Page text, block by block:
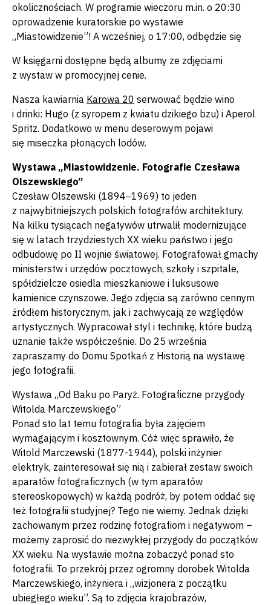
okolicznościach. W programie wieczoru m.in. o 20:30
oprowadzenie kuratorskie po wystawie
„Miastowidzenie”! A wcześniej, o 17:00, odbędzie się
W księgarni dostępne będą albumy ze zdjęciami
z wystaw w promocyjnej cenie.
Nasza kawiarnia Karowa 20 serwować będzie wino
i drinki: Hugo (z syropem z kwiatu dzikiego bzu) i Aperol
Spritz. Dodatkowo w menu deserowym pojawi
się miseczka płonących lodów.
Wystawa „Miastowidzenie. Fotografie Czesława
Olszewskiego”
Czesław Olszewski (1894‒1969) to jeden
z najwybitniejszych polskich fotografów architektury.
Na kilku tysiącach negatywów utrwalił modernizujące
się w latach trzydziestych XX wieku państwo i jego
odbudowę po II wojnie światowej. Fotografował gmachy
ministerstw i urzędów pocztowych, szkoły i szpitale,
spółdzielcze osiedla mieszkaniowe i luksusowe
kamienice czynszowe. Jego zdjęcia są zarówno cennym
źródłem historycznym, jak i zachwycają ze względów
artystycznych. Wypracował styl i technikę, które budzą
uznanie także współcześnie. Do 25 września
zapraszamy do Domu Spotkań z Historią na wystawę
jego fotografii.
Wystawa „Od Baku po Paryż. Fotograficzne przygody
Witolda Marczewskiego”
Ponad sto lat temu fotografia była zajęciem
wymagającym i kosztownym. Cóż więc sprawiło, że
Witold Marczewski (1877-1944), polski inżynier
elektryk, zainteresował się nią i zabierał zestaw swoich
aparatów fotograficznych (w tym aparatów
stereoskopowych) w każdą podróż, by potem oddać się
też fotografii studyjnej? Tego nie wiemy. Jednak dzięki
zachowanym przez rodzinę fotografiom i negatywom –
możemy zaprosić do niezwykłej przygody do początków
XX wieku. Na wystawie można zobaczyć ponad sto
fotografii. To przekrój przez ogromny dorobek Witolda
Marczewskiego, inżyniera i „wizjonera z początku
ubiegłego wieku”. Są to zdjęcia krajobrazów,